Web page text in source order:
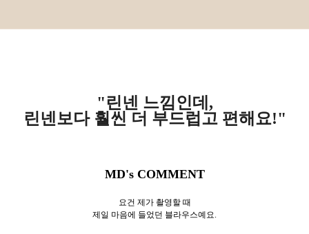
"린넨 느낌인데,
린넨보다 훨씬 더 부드럽고 편해요!"
MD's COMMENT
요건 제가 촬영할 때
제일 마음에 들었던 블라우스예요.